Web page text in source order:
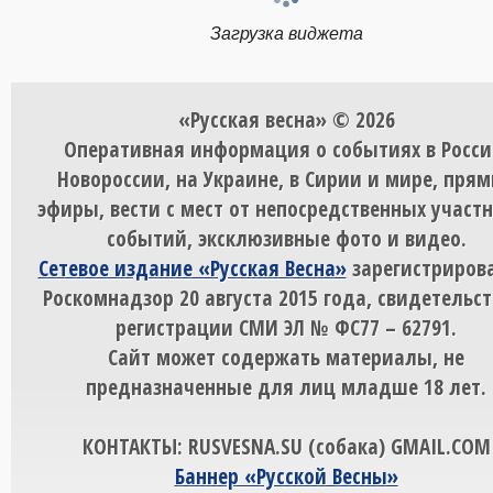
Загрузка виджета
«Русская весна» © 2026
Оперативная информация о событиях в
Новороссии, на Украине, в Сирии и мире,
эфиры, вести с мест от непосредственных
событий, эксклюзивные фото и видео.
Сетевое издание «Русская Весна»
Роскомнадзор 20 августа 2015 года,
регистрации СМИ ЭЛ № ФС77 – 62791.
Сайт может содержать материалы, не
предназначенные для лиц младше 18 лет.
КОНТАКТЫ: RUSVESNA.SU (собака) GMAIL.COM
Баннер «Русской Весны»